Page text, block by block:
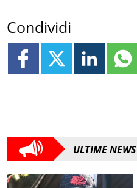
Condividi
ULTIME NEWS